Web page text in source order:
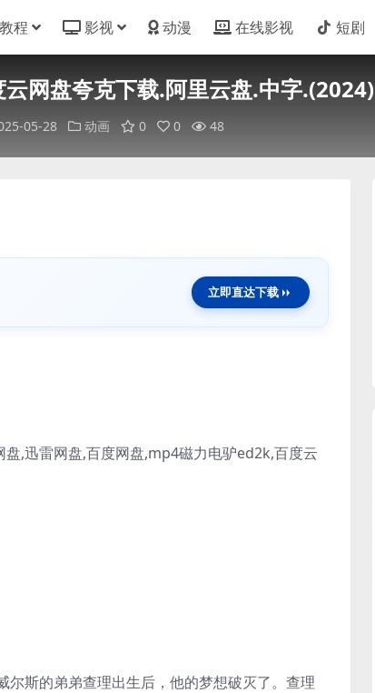
教程 影视 动漫 在线影视 短剧
云网盘夸克下载.阿里云盘.中字.(2024)
05-28 动画 0 0 48
立即直达下载
,迅雷网盘,百度网盘,mp4磁力电驴ed2k,百度云
斯的弟弟查理出生后，他的梦想破灭了。查理